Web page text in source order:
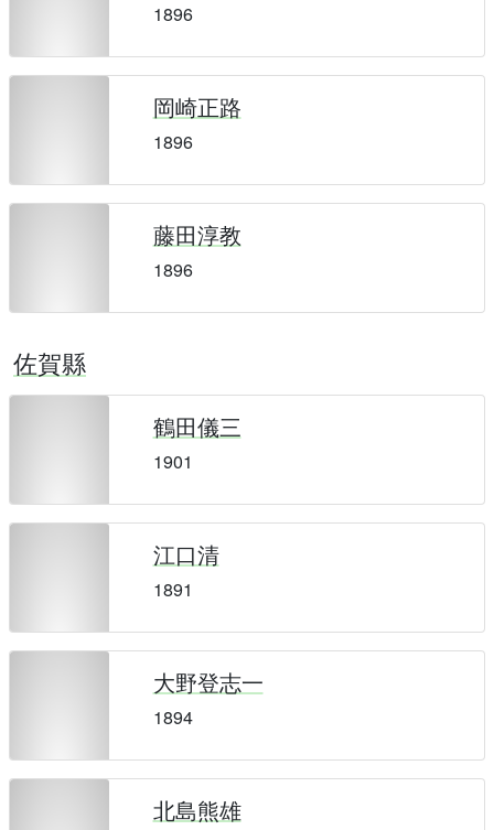
1896
岡崎正路
1896
藤田淳教
1896
佐賀縣
鶴田儀三
1901
江口清
1891
大野登志一
1894
北島熊雄